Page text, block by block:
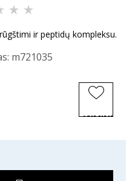
ir peptidų kompleksu.
m721035
ĮSIMINTI